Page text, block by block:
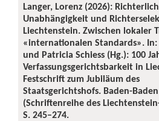
Langer, Lorenz (2026):
Unabhängigkeit und
Liechtenstein. Zwischen lokaler
«internationalen Standards». In:
und Patricia Schiess (Hg.): 100
Verfassungsgerichtsbarkeit in
Festschrift zum Jubiläum des
Staatsgerichtshofs. Baden-
(Schriftenreihe des
S. 245–274.